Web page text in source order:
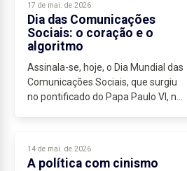
bem - inaugurar...
17 de mai. de 2026
Dia das Comunicações
Sociais: o coração e o
algoritmo
Assinala-se, hoje, o Dia Mundial das
Comunicações Sociais, que surgiu
no pontificado do Papa Paulo VI, nos
massificadores...
14 de mai. de 2026
A política com cinismo